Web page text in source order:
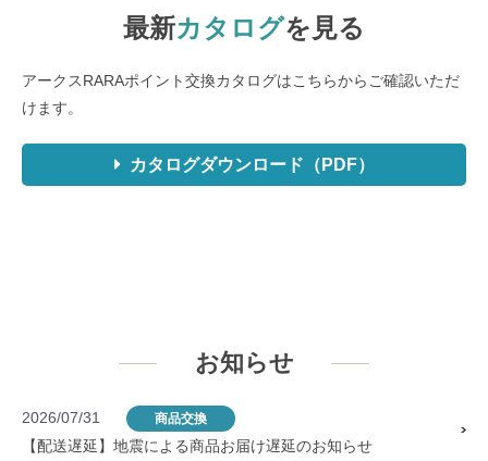
最新カタログを見る
アークスRARAポイント交換カタログはこちらからご確認いただ
けます。
カタログダウンロード（PDF）
お知らせ
2026/07/31 商品交換
【配送遅延】地震による商品お届け遅延のお知らせ